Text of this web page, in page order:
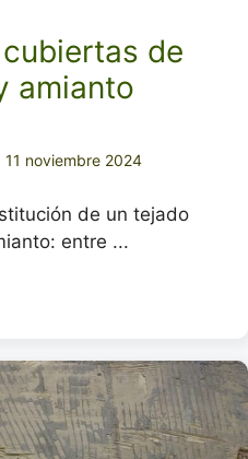
de
amianto
11 noviembre 2024
de un tejado
entre ...